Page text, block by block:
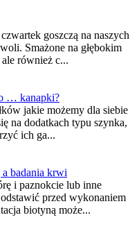
goszczą na naszych
Smażone na głębokim
również c...
… kanapki?
jakie możemy dla siebie
na dodatkach typu szynka,
ich ga...
badania krwi
i paznokcie lub inne
przed wykonaniem
biotyną może...